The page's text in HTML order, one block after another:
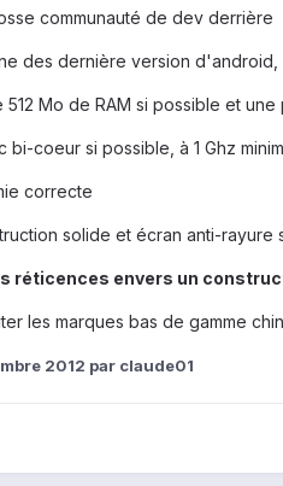
communauté de dev derrière
des dernière version
Mo de RAM si possible et
coeur si possible, à 1 Ghz
correcte
solide et écran anti-rayure
réticences envers un
les marques bas de gamme
2012 par claude01